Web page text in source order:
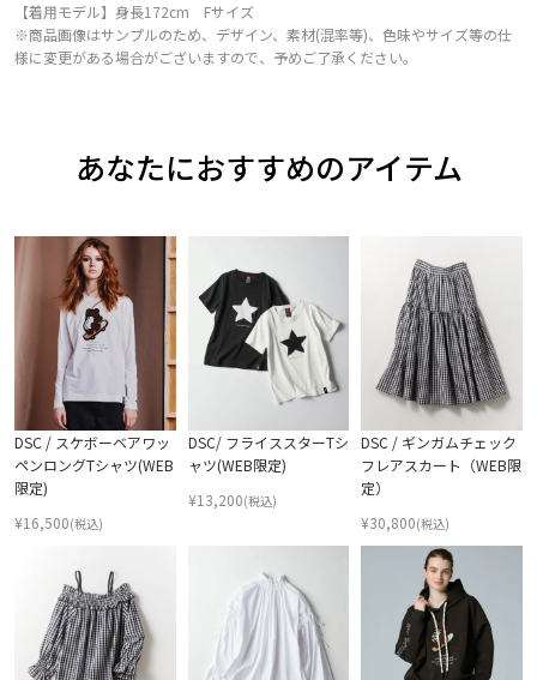
【着用モデル】身長172cm Fサイズ
※商品画像はサンプルのため、デザイン、素材(混率等)、色味やサイズ等の仕
様に変更がある場合がございますので、予めご了承ください。
あなたにおすすめのアイテム
DSC / スケボーベアワッ
ペンロングTシャツ(WEB
限定)
¥16,500(税込)
DSC/ フライススターTシ
ャツ(WEB限定)
¥13,200(税込)
DSC / ギンガムチェック
フレアスカート（WEB限
定）
¥30,800(税込)